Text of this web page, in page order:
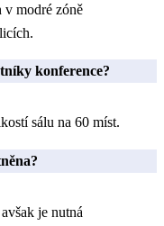
v modré zóně
konference?
sálu na 60 míst.
je nutná